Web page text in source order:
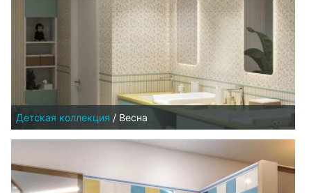
Детская коллекция / Весна